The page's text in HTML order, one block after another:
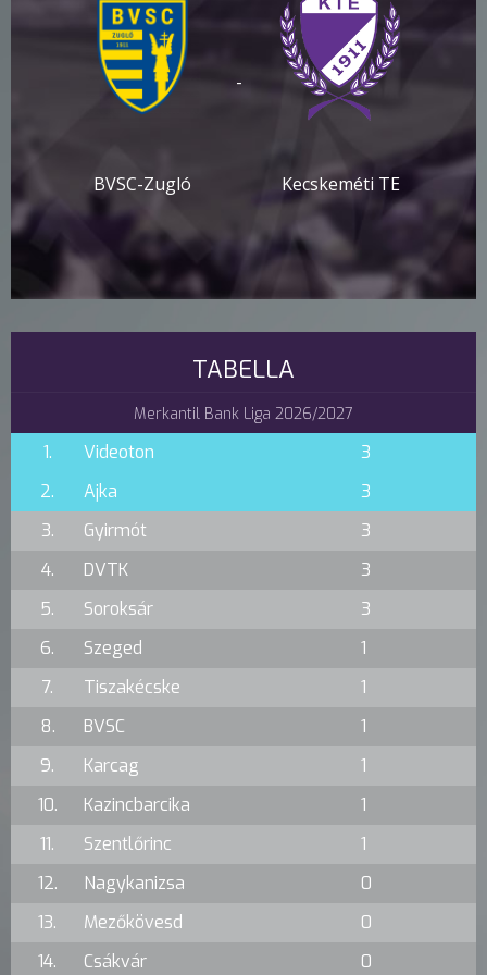
BVSC-Zugló
-
Kecskeméti TE
TABELLA
Merkantil Bank Liga 2026/2027
1. Videoton
3
2.
Ajka
3
3.
Gyirmót
3
4.
DVTK
3
5.
Soroksár
3
6.
Szeged
1
7.
Tiszakécske
1
8.
BVSC
1
9.
Karcag
1
10.
Kazincbarcika
1
11.
Szentlőrinc
1
12.
Nagykanizsa
0
13.
Mezőkövesd
0
14.
Csákvár
0